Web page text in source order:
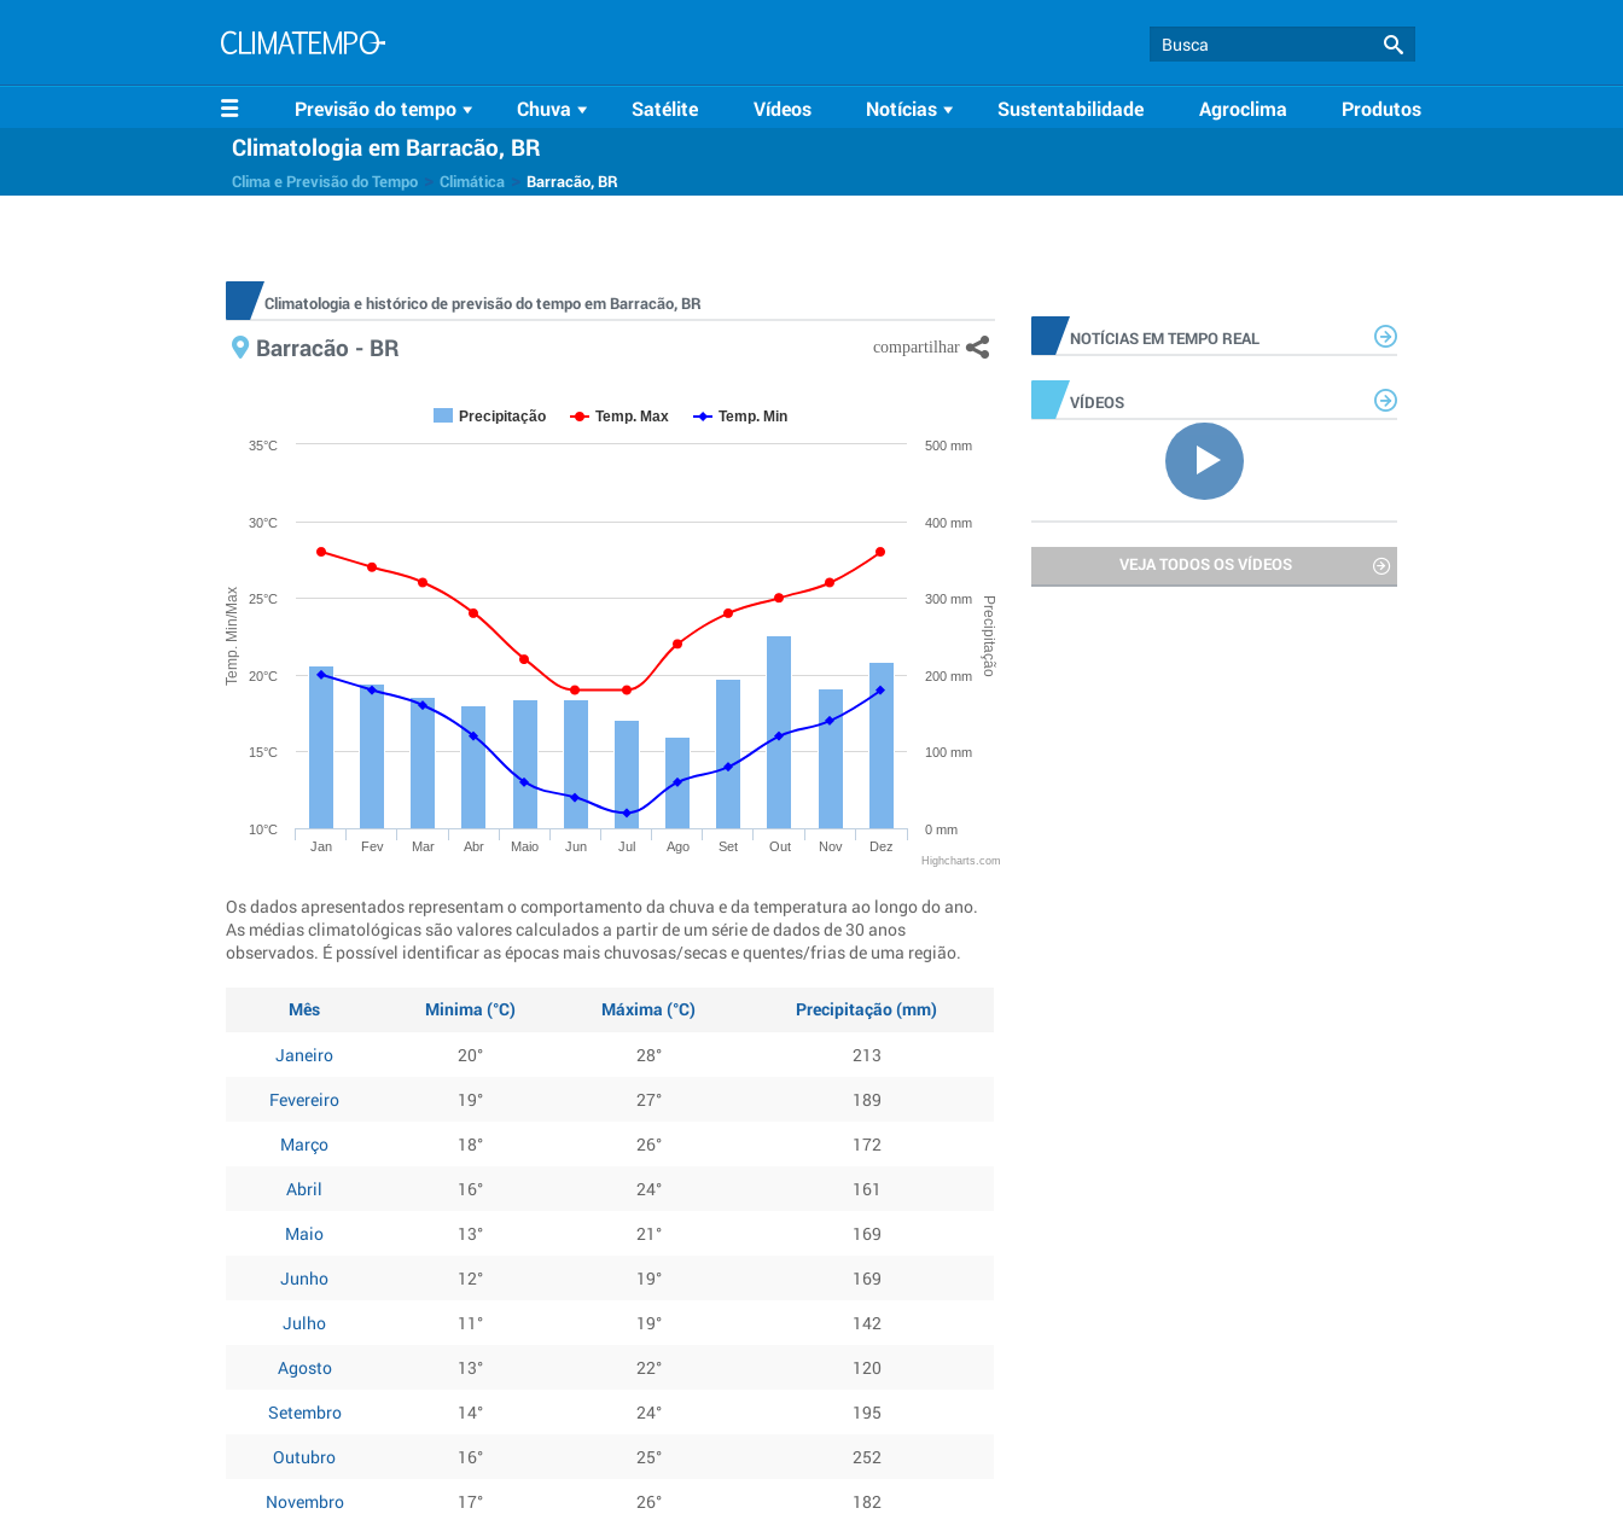
Previsão do tempo Chuva Satélite Vídeos Notícias Sustentabilidade Agroclima Produtos
Climatologia em Barracão, BR
Clima e Previsão do Tempo Climática Barracão, BR
Climatologia e histórico de previsão do tempo em Barracão, BR
Barracão - BR
Temp. Min/Max Precipitação
Precipitação Temp. Max Temp. Min
Jan Fev Mar Abr Maio Jun Jul Ago Set Out Nov Dez
10°C
15°C
20°C
25°C
30°C
35°C
0 mm
100 mm
200 mm
300 mm
400 mm
500 mm
Highcharts.com
Os dados apresentados representam o comportamento da chuva e da temperatura ao longo do ano.
As médias climatológicas são valores calculados a partir de um série de dados de 30 anos
observados. É possível identificar as épocas mais chuvosas/secas e quentes/frias de uma região.
Mês Minima (°C) Máxima (°C)
Precipitação (mm)
Janeiro
20° 28°
213
Fevereiro
19° 27°
189
Março
18° 26°
172
Abril
16° 24°
161
Maio
13° 21°
169
Junho
12° 19°
169
Julho
11° 19°
142
Agosto
13° 22°
120
Setembro
14° 24°
195
Outubro
16° 25°
252
Novembro
17° 26°
182
NOTÍCIAS EM TEMPO REAL
VÍDEOS
VEJA TODOS OS VÍDEOS